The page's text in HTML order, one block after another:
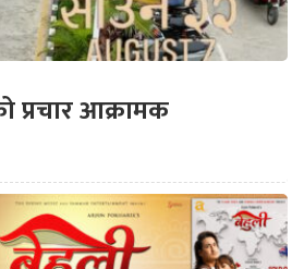
प्रचार आक्रामक